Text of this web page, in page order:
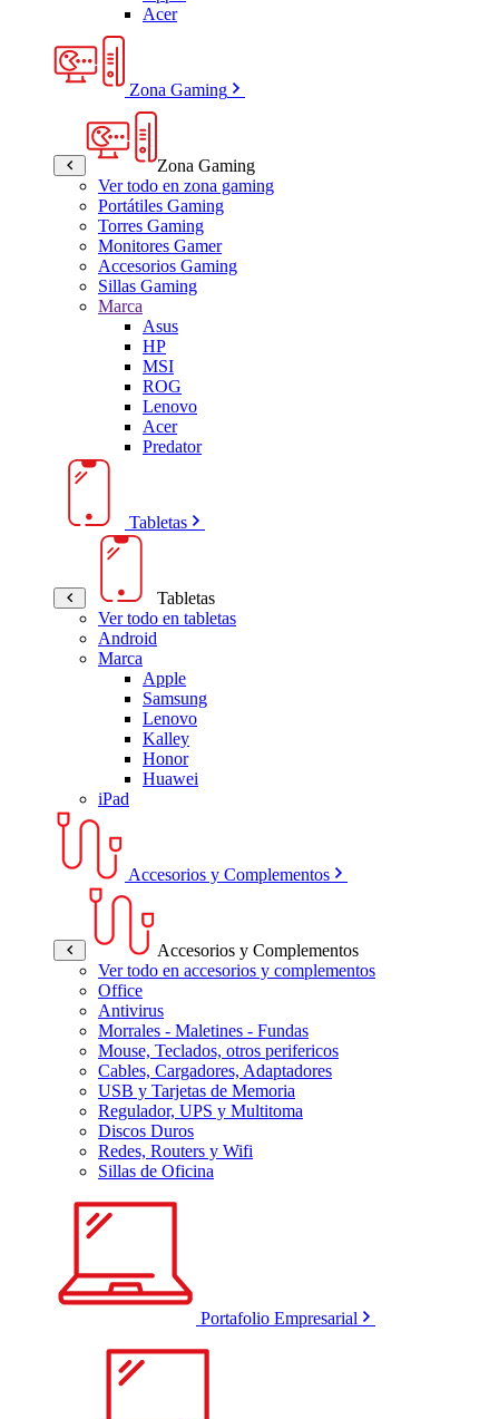
Acer
Zona Gaming
Zona Gaming
Ver todo en zona gaming
Portátiles Gaming
Torres Gaming
Monitores Gamer
Accesorios Gaming
Sillas Gaming
Marca
Asus
HP
MSI
ROG
Lenovo
Acer
Predator
Tabletas
Tabletas
Ver todo en tabletas
Android
Marca
Apple
Samsung
Lenovo
Kalley
Honor
Huawei
iPad
Accesorios y Complementos
Accesorios y Complementos
Ver todo en accesorios y complementos
Office
Antivirus
Morrales - Maletines - Fundas
Mouse, Teclados, otros perifericos
Cables, Cargadores, Adaptadores
USB y Tarjetas de Memoria
Regulador, UPS y Multitoma
Discos Duros
Redes, Routers y Wifi
Sillas de Oficina
Portafolio Empresarial